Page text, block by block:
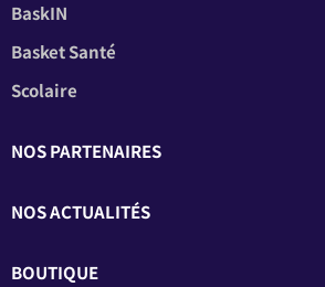
BaskIN
Basket Santé
Scolaire
NOS PARTENAIRES
NOS ACTUALITÉS
BOUTIQUE